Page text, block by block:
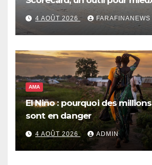
les dépenses publiques
4 AOÛT 2026 FARAFINANEWS
AMA
El Niño : pourquoi des
sont en danger
4 AOÛT 2026 ADMIN